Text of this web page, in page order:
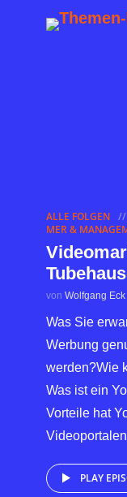
ALLE FOLGEN
MER &
von Wolfgang Eck
Was Sie
Werbung
werden?Wie
Was ist ein
Vorteile hat
PLAY